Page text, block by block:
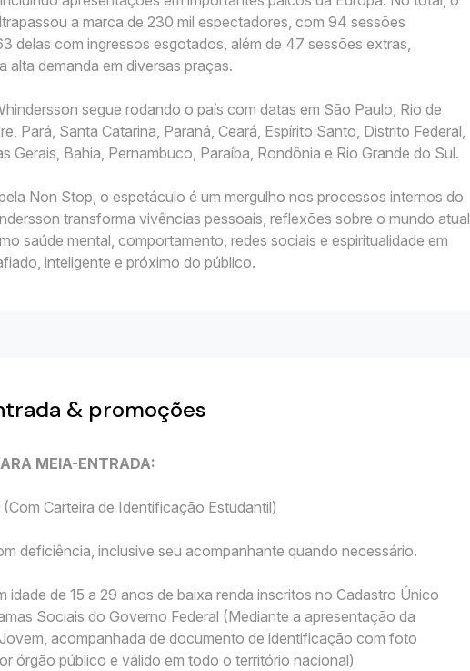
a marca de 230 mil espectadores, com 94 sessões
delas com ingressos esgotados, além de 47 sessões extras,
alta demanda em diversas praças.
segue rodando o país com datas em São Paulo, Rio de
Pará, Santa Catarina, Paraná, Ceará, Espírito Santo, Distrito Federal,
Gerais, Bahia, Pernambuco, Paraíba, Rondônia e Rio Grande do Sul.
Non Stop, o espetáculo é um mergulho nos processos internos do
transforma vivências pessoais, reflexões sobre o mundo atual
saúde mental, comportamento, redes sociais e espiritualidade em
inteligente e próximo do público.
& promoções
MEIA-ENTRADA:
Carteira de Identificação Estudantil)
deficiência, inclusive seu acompanhante quando necessário.
idade de 15 a 29 anos de baixa renda inscritos no Cadastro Único
Sociais do Governo Federal (Mediante a apresentação da
acompanhada de documento de identificação com foto
órgão público e válido em todo o território nacional)